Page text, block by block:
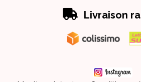
 Livraison